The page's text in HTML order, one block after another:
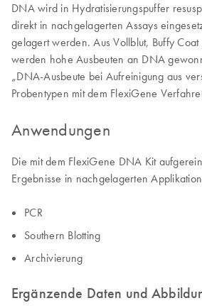
DNA wird in Hydratisierungspuffer
direkt in nachgelagerten Assays
gelagert werden. Aus Vollblut, Buffy Coat
werden hohe Ausbeuten an DNA
„DNA-Ausbeute bei Aufreinigung aus
Probentypen mit dem FlexiGene
Anwendungen
Die mit dem FlexiGene DNA Kit
Ergebnisse in nachgelagerten
PCR
Southern Blotting
Archivierung
Ergänzende Daten und